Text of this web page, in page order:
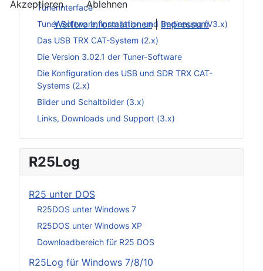
Tunerinterface
Tuner Software, Installation und Bedienung (V3.x)
Das USB TRX CAT-System (2.x)
Die Version 3.02.1 der Tuner-Software
Die Konfiguration des USB und SDR TRX CAT-
Systems (2.x)
Bilder und Schaltbilder (3.x)
Links, Downloads und Support (3.x)
R25Log
R25 unter DOS
R25DOS unter Windows 7
R25DOS unter Windows XP
Downloadbereich für R25 DOS
R25Log für Windows 7/8/10
Akzeptieren
Ablehnen
Weitere Informationen| Impressum